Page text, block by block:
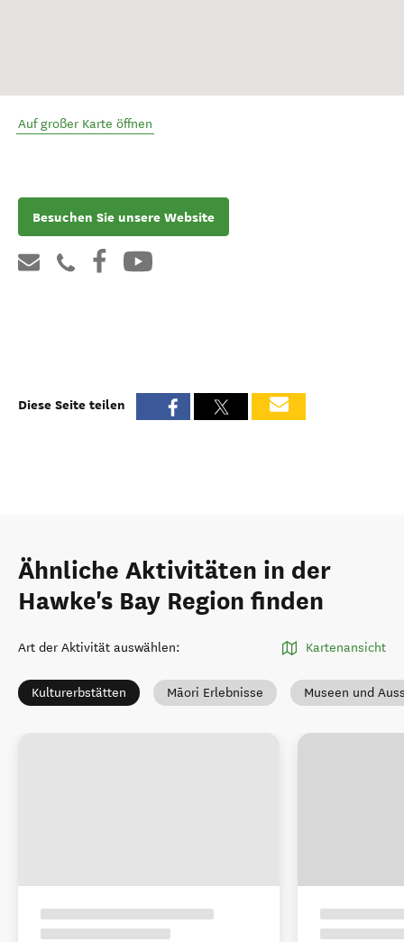
Auf großer Karte öffnen
Besuchen Sie unsere Website
Diese Seite teilen
Ähnliche Aktivitäten in der
Hawke's Bay Region finden
Art der Aktivität auswählen: Kartenansicht
Kulturerbstätten Māori Erlebnisse Museen und